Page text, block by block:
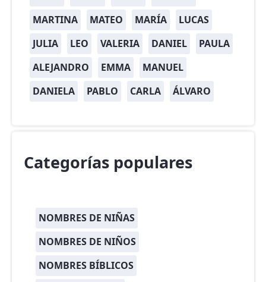
MARTINA
MATEO MARÍA
LUCAS
JULIA
LEO VALERIA DANIEL
PAULA
ALEJANDRO
EMMA
MANUEL
DANIELA
PABLO CARLA ÁLVARO
Categorías populares
NOMBRES DE NIÑAS
NOMBRES DE NIÑOS
NOMBRES BÍBLICOS